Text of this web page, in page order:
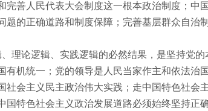
善人民代表大会制度这一根本政治制度；中
的正确道路和制度保障；完善基层群众自治
理论逻辑、实践逻辑的必然结果，是坚持党
机统一；党的领导是人民当家作主和依法治
会主义民主政治伟大实践；走中国特色社会
特色社会主义政治发展道路必须始终坚持正